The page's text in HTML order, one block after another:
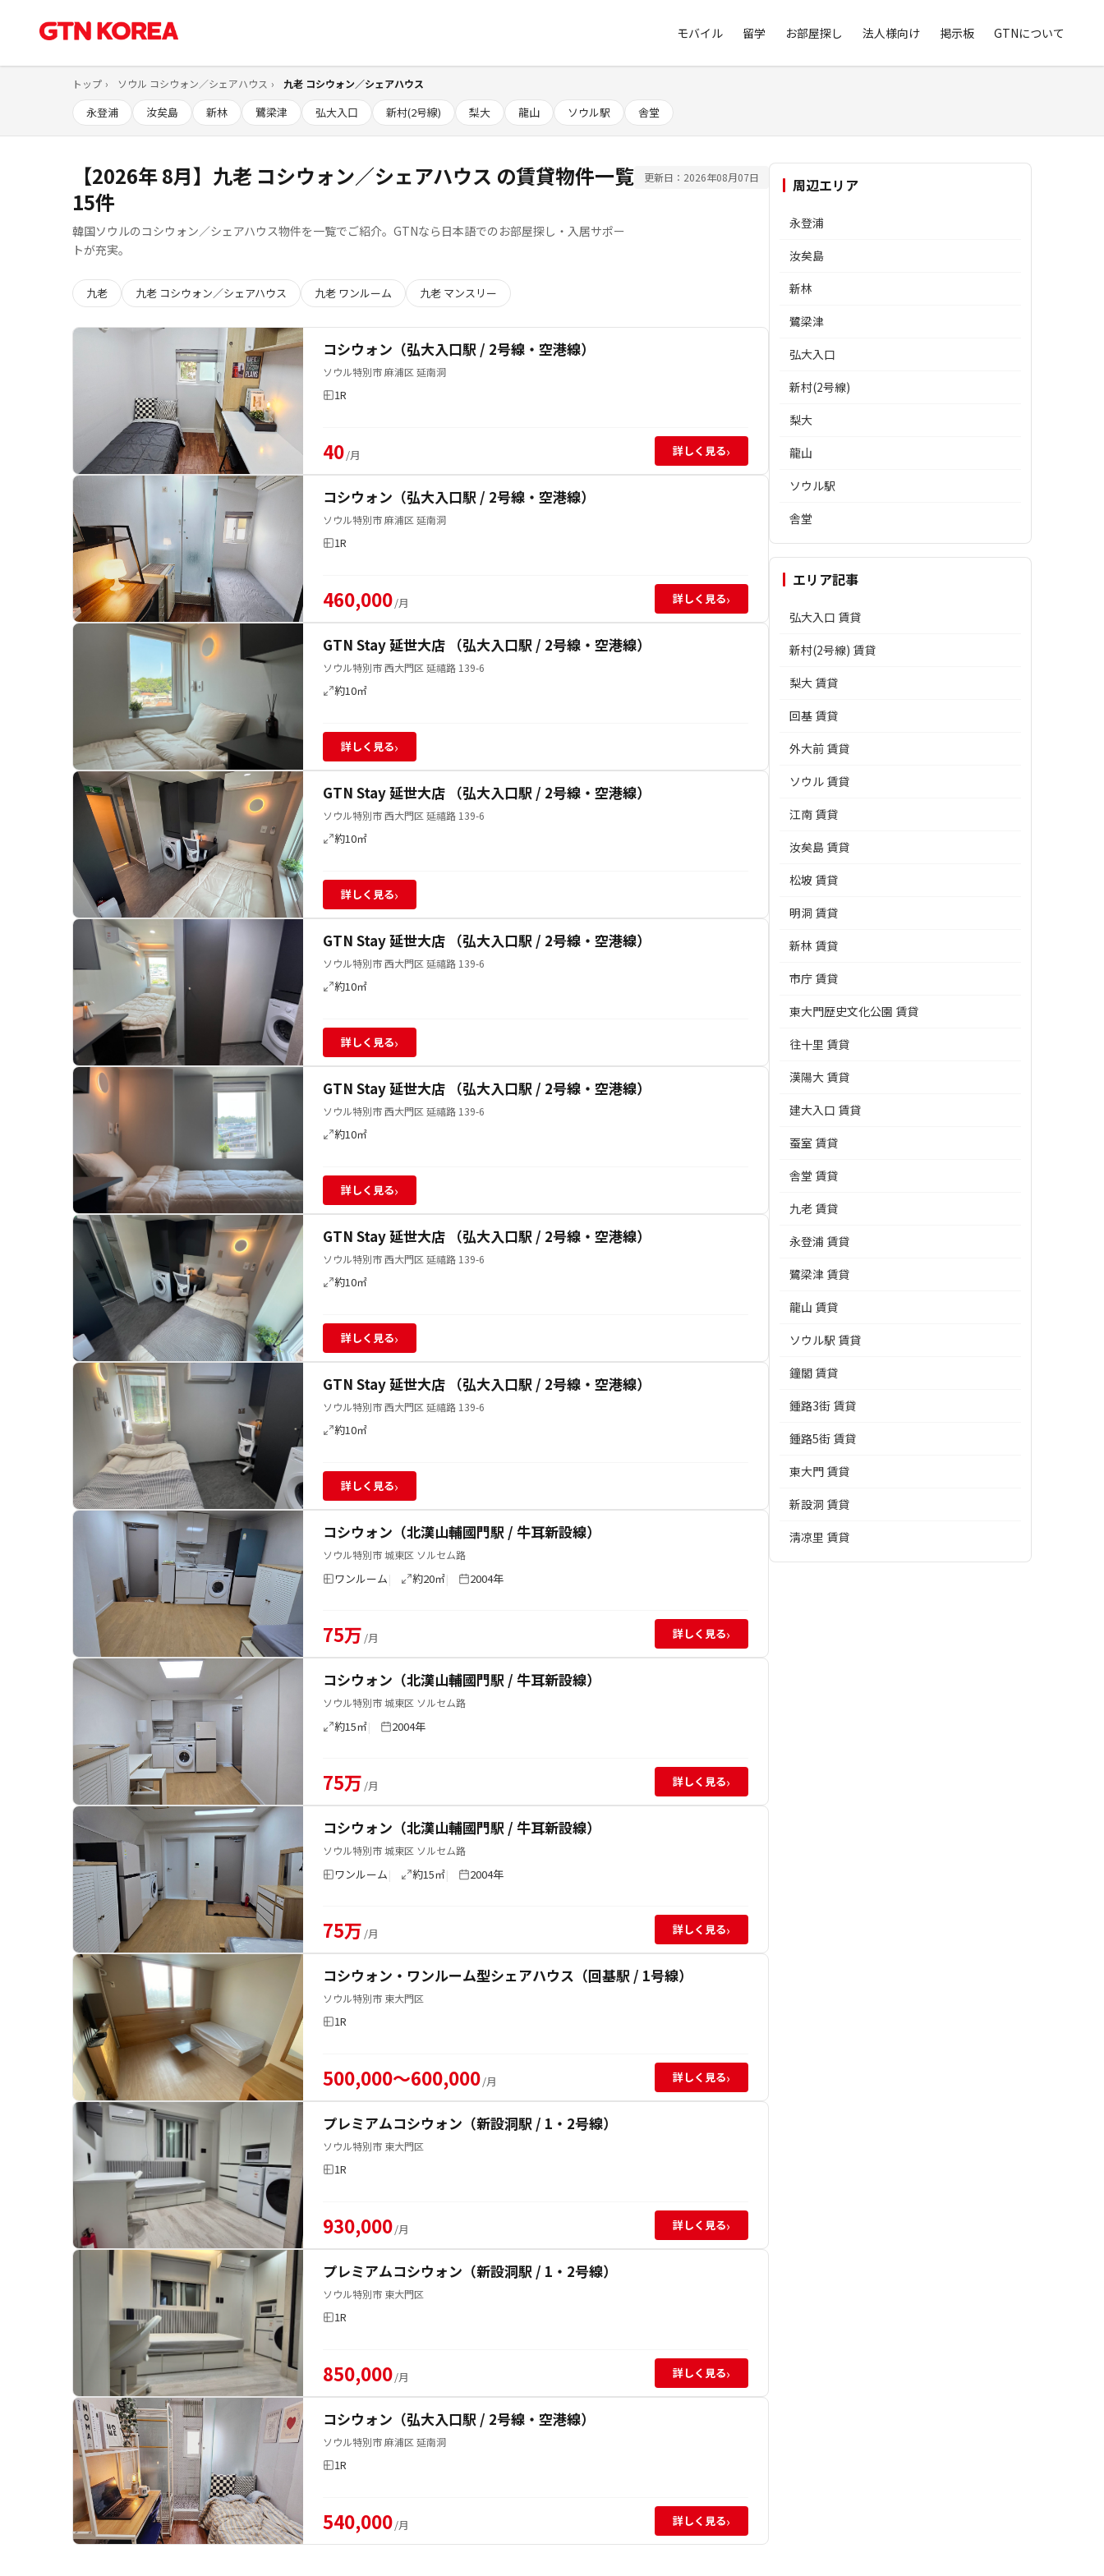
モバイル 留学 お部屋探し 法人様向け 掲示板 GTNについて
トップ ソウル コシウォン／シェアハウス 九老 コシウォン／シェアハウス
永登浦 汝矣島 新林 鷺梁津 弘大入口 新村(2号線) 梨大 龍山 ソウル駅 舎堂
【2026年 8月】九老 コシウォン／シェアハウス の賃貸物件一覧
15件
韓国ソウルのコシウォン／シェアハウス物件を一覧でご紹介。GTNなら日本語でのお部屋探し・入居サポー
トが充実。
更新日：2026年08月07日
九老 九老 コシウォン／シェアハウス 九老 ワンルーム 九老 マンスリー
コシウォン（弘大入口駅 / 2号線・空港線）
ソウル特別市 麻浦区 延南洞
1R
40/月 詳しく見る›
コシウォン（弘大入口駅 / 2号線・空港線）
ソウル特別市 麻浦区 延南洞
1R
460,000/月 詳しく見る›
GTN Stay 延世大店 （弘大入口駅 / 2号線・空港線）
ソウル特別市 西大門区 延禧路 139-6
約10㎡
詳しく見る›
GTN Stay 延世大店 （弘大入口駅 / 2号線・空港線）
ソウル特別市 西大門区 延禧路 139-6
約10㎡
詳しく見る›
GTN Stay 延世大店 （弘大入口駅 / 2号線・空港線）
ソウル特別市 西大門区 延禧路 139-6
約10㎡
詳しく見る›
GTN Stay 延世大店 （弘大入口駅 / 2号線・空港線）
ソウル特別市 西大門区 延禧路 139-6
約10㎡
詳しく見る›
GTN Stay 延世大店 （弘大入口駅 / 2号線・空港線）
ソウル特別市 西大門区 延禧路 139-6
約10㎡
詳しく見る›
GTN Stay 延世大店 （弘大入口駅 / 2号線・空港線）
ソウル特別市 西大門区 延禧路 139-6
約10㎡
詳しく見る›
コシウォン（北漢山輔國門駅 / 牛耳新設線）
ソウル特別市 城東区 ソルセム路
ワンルーム 約20㎡ 2004年
75万 /月 詳しく見る›
コシウォン（北漢山輔國門駅 / 牛耳新設線）
ソウル特別市 城東区 ソルセム路
約15㎡ 2004年
75万 /月 詳しく見る›
コシウォン（北漢山輔國門駅 / 牛耳新設線）
ソウル特別市 城東区 ソルセム路
ワンルーム 約15㎡ 2004年
75万 /月 詳しく見る›
コシウォン・ワンルーム型シェアハウス（回基駅 / 1号線）
ソウル特別市 東大門区
1R
500,000～600,000/月 詳しく見る›
プレミアムコシウォン（新設洞駅 / 1・2号線）
ソウル特別市 東大門区
1R
930,000/月 詳しく見る›
プレミアムコシウォン（新設洞駅 / 1・2号線）
ソウル特別市 東大門区
1R
850,000/月 詳しく見る›
コシウォン（弘大入口駅 / 2号線・空港線）
ソウル特別市 麻浦区 延南洞
1R
540,000/月 詳しく見る›
周辺エリア
永登浦
汝矣島
新林
鷺梁津
弘大入口
新村(2号線)
梨大
龍山
ソウル駅
舎堂
エリア記事
弘大入口 賃貸
新村(2号線) 賃貸
梨大 賃貸
回基 賃貸
外大前 賃貸
ソウル 賃貸
江南 賃貸
汝矣島 賃貸
松坡 賃貸
明洞 賃貸
新林 賃貸
市庁 賃貸
東大門歴史文化公園 賃貸
往十里 賃貸
漢陽大 賃貸
建大入口 賃貸
蚕室 賃貸
舎堂 賃貸
九老 賃貸
永登浦 賃貸
鷺梁津 賃貸
龍山 賃貸
ソウル駅 賃貸
鐘閣 賃貸
鍾路3街 賃貸
鍾路5街 賃貸
東大門 賃貸
新設洞 賃貸
淸凉里 賃貸